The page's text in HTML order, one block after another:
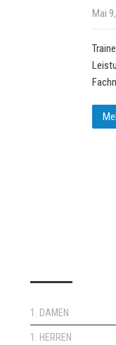
Mai
1. DAMEN
1. HERREN